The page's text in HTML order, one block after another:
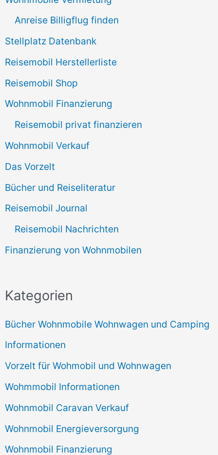
Anreise Billigflug finden
Stellplatz Datenbank
Reisemobil Herstellerliste
Reisemobil Shop
Wohnmobil Finanzierung
Reisemobil privat finanzieren
Wohnmobil Verkauf
Das Vorzelt
Bücher und Reiseliteratur
Reisemobil Journal
Reisemobil Nachrichten
Finanzierung von Wohnmobilen
Kategorien
Bücher Wohnmobile Wohnwagen und Camping
Informationen
Vorzelt für Wohmobil und Wohnwagen
Wohmmobil Informationen
Wohnmobil Caravan Verkauf
Wohnmobil Energieversorgung
Wohnmobil Finanzierung